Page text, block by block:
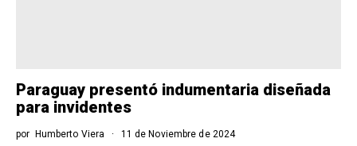
Paraguay presentó indumentaria diseñada
para invidentes
por Humberto Viera 11 de Noviembre de 2024